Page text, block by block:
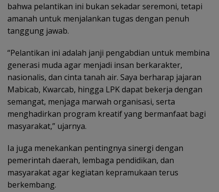
bahwa pelantikan ini bukan sekadar seremoni, tetapi
amanah untuk menjalankan tugas dengan penuh
tanggung jawab.
“Pelantikan ini adalah janji pengabdian untuk membina
generasi muda agar menjadi insan berkarakter,
nasionalis, dan cinta tanah air. Saya berharap jajaran
Mabicab, Kwarcab, hingga LPK dapat bekerja dengan
semangat, menjaga marwah organisasi, serta
menghadirkan program kreatif yang bermanfaat bagi
masyarakat,” ujarnya.
Ia juga menekankan pentingnya sinergi dengan
pemerintah daerah, lembaga pendidikan, dan
masyarakat agar kegiatan kepramukaan terus
berkembang.